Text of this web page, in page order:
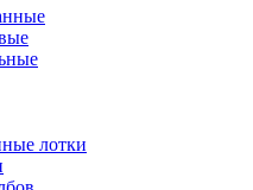
лотки